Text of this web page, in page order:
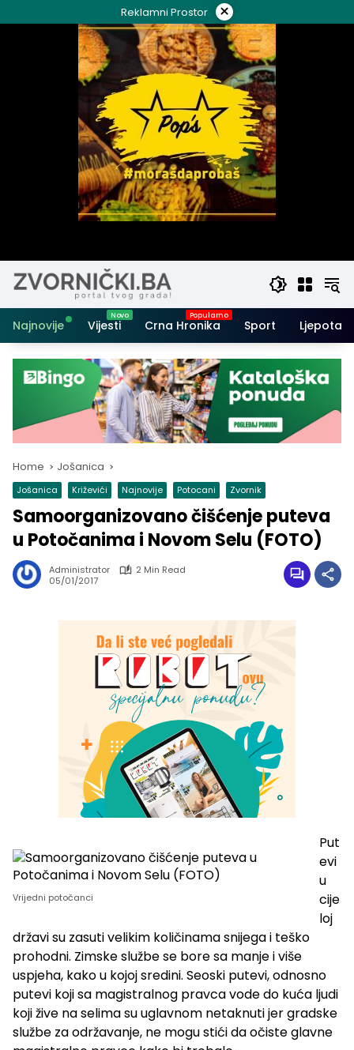
to
Reklamni Prostor ×
Najnovije Vijesti Crna Hronika Sport Ljepota i
Home Jošanica
Jošanica Križevići Najnovije Potocani Zvornik
Samoorganizovano čišćenje puteva
u Potočanima i Novom Selu (FOTO)
Administrator
2 Min Read
05/01/2017
Vrijedni potočanci
Put
evi
u
cije
loj
državi su zasuti velikim količinama snijega i teško
prohodni. Zimske službe se bore sa manje i više
uspjeha, kako u kojoj sredini. Seoski putevi, odnosno
putevi koji sa magistralnog pravca vode do kuća ljudi
koji žive na selima su uglavnom netaknuti jer gradske
službe za održavanje, ne mogu stići da očiste glavne